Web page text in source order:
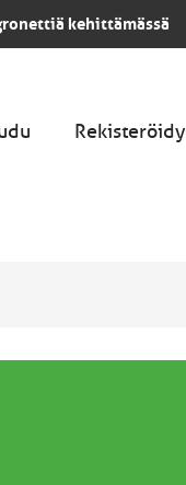
kehittämässä
Rekisteröidy